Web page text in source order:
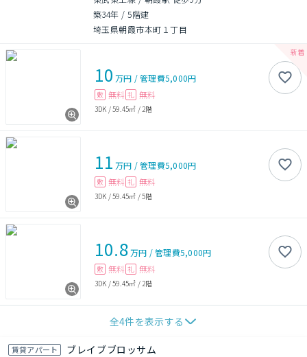
築34年 /5階建
埼玉県朝霞市本町１丁目
10 万円 /管理費5,000円
敷 無料 礼 無料
3DK /59.45㎡ / 2階
11 万円 /管理費5,000円
敷 無料 礼 無料
3DK /59.45㎡ /5階
10.8万円 /管理費5,000円
敷 無料 礼 無料
3DK /59.45㎡ / 2階
全4件を表示する
賃貸アパート ブレイブブロッサム